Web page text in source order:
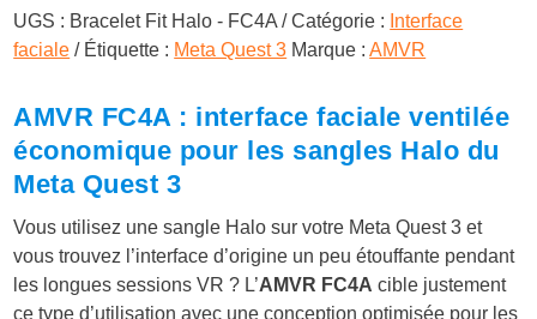
UGS : Bracelet Fit Halo - FC4A Catégorie : Interface
faciale
Étiquette : Meta Quest 3 Marque :AMVR
AMVR FC4A : interface faciale ventilée
économique pour les sangles Halo du
Meta Quest 3
Vous utilisez une sangle Halo sur votre Meta Quest 3 et
vous trouvez l’interface d’origine un peu étouffante pendant
les longues sessions VR ? L’AMVR FC4A cible justement
ce type d’utilisation avec une conception optimisée pour les